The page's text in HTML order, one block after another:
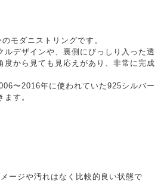
モダニストリングです。
ルデザインや、裏側にびっしり入った透
度から見ても見応えがあり、非常に完成
〜2016年に使われていた925シルバー
す。
ージや汚れはなく比較的良い状態で